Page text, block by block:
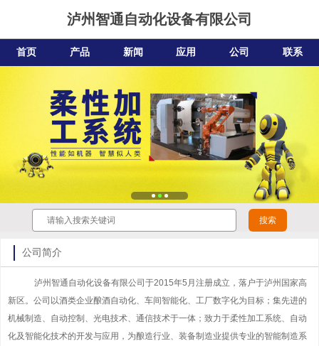
泸州智通自动化设备有限公司
首页 产品 新闻 应用 公司 联系
公司简介
泸州智通自动化设备有限公司于2015年5月注册成立，落户于泸州国家高
新区。公司以酒类企业酿酒自动化、车间智能化、工厂数字化为目标；集先进的
机械制造、自动控制、光电技术、通信技术于一体；致力于柔性加工系统、自动
化及智能化技术的开发与应用，为酿造行业、装备制造业提供专业的智能制造系